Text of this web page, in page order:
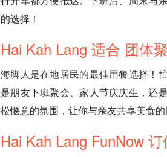
的选择！
Hai Kah Lang 适合 团体
海脚人是在地居民的最佳用餐选择！
是朋友下班聚会、家人节庆庆生，还
松惬意的氛围，让你与亲友共享美食
Hai Kah Lang FunNow